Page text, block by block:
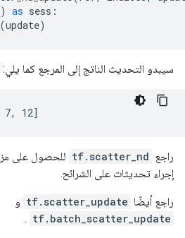
as sess :
(update)
سيبدو التحديث الناتج إلى المرجع كما يلي:
12]
راجع tf.scatter_nd للحصول على
إجراء تحديثات على الشرائح.
راجع أيضًا tf.scatter_update و
tf.batch_scatter_update
.